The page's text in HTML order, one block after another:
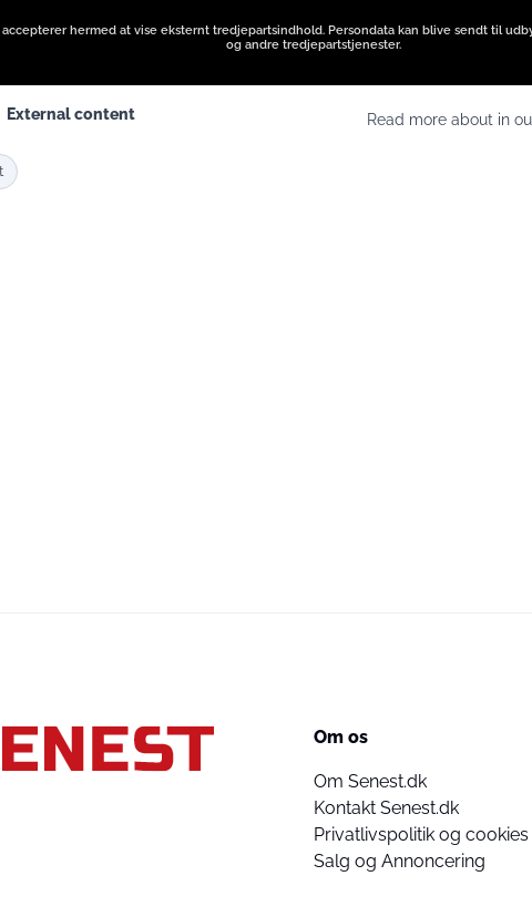
accepterer hermed at vise eksternt tredjepartsindhold. Persondata kan blive sendt til
og andre tredjepartstjenester.
External content Read more about in
Om os
Om Senest.dk
Kontakt Senest.dk
Privatlivspolitik og cookies
Salg og Annoncering